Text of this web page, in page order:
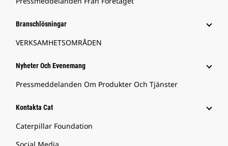
Branschlösningar
VERKSAMHETSOMRÅDEN
Nyheter Och Evenemang
Pressmeddelanden Om Produkter Och Tjänster
Kontakta Cat
Caterpillar Foundation